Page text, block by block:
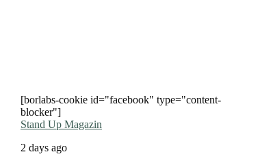
[borlabs-cookie id="facebook" type="content-
blocker"]
Stand Up Magazin
2 days ago